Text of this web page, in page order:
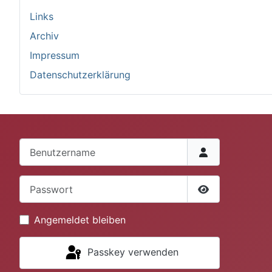
Links
Archiv
Impressum
Datenschutzerklärung
Passwort
Angemeldet bleiben
Passkey verwenden